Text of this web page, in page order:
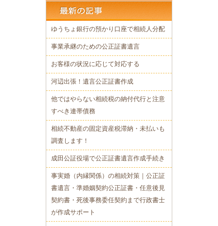
ゆうちょ銀行の預かり口座で相続人分配
事業承継のための公正証書遺言
お客様の状況に応じて対応する
河辺出張！遺言公正証書作成
他ではやらない相続税の納付代行と注意
すべき連帯債務
相続不動産の固定資産税滞納・未払いも
調査します！
成田公証役場で公正証書遺言作成手続き
事実婚（内縁関係）の相続対策｜公正証
書遺言・準婚姻契約公正証書・任意後見
契約書・死後事務委任契約まで行政書士
が作成サポート